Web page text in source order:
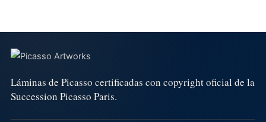
Láminas de Picasso certificadas con copyright oficial de la
Succession Picasso Paris.